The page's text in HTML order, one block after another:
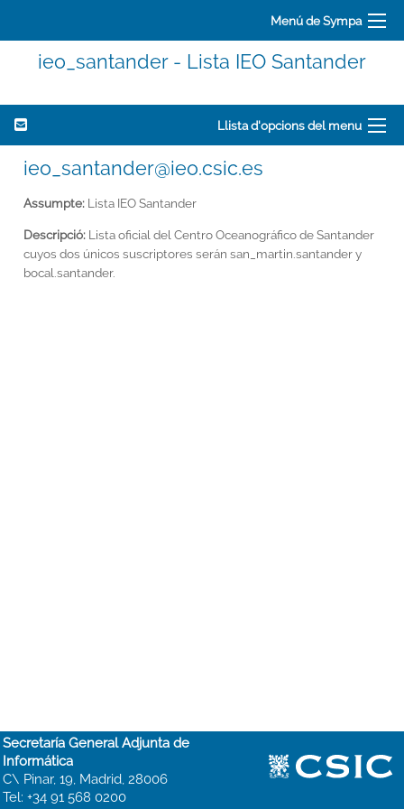
Menú de Sympa
ieo_santander - Lista IEO Santander
Llista d'opcions del menu
ieo_santander@ieo.csic.es
Assumpte: Lista IEO Santander
Descripció: Lista oficial del Centro Oceanográfico de Santander
cuyos dos únicos suscriptores serán san_martin.santander y
bocal.santander.
Secretaría General Adjunta de
Informática
C\ Pinar, 19, Madrid, 28006
Tel: +34 91 568 0200